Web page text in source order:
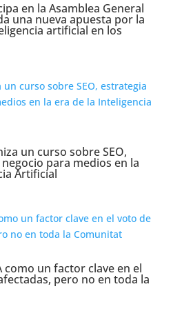
en la Asamblea General
una nueva apuesta por la
artificial en los
un curso sobre SEO,
para medios en la
Artificial
como un factor clave en el
pero no en toda la